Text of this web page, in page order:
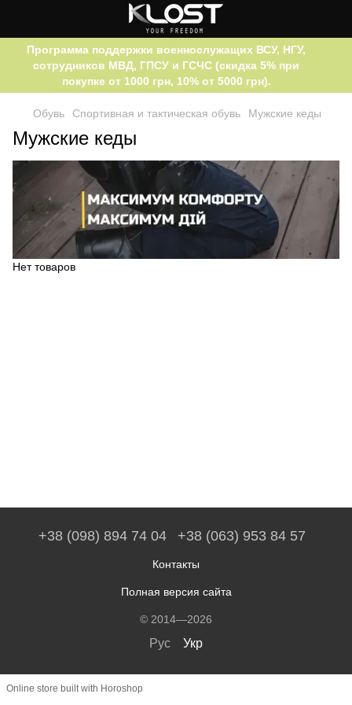
Программа поддержки военнослужащих ВСУ, НГУ,
сотрудников МВД, ГПСУ и ГСЧС (скидка 5% при
покупке от 1000 грн, 10% от 5000 грн).
Обувь Спортивная и тактическая обувь Мужские кеды
Мужские кеды
Нет товаров
+38 (098) 894 74 04 +38 (063) 953 84 57
Контакты
Полная версия сайта
© 2014—2026
Рус Укр
Online store built with Horoshop